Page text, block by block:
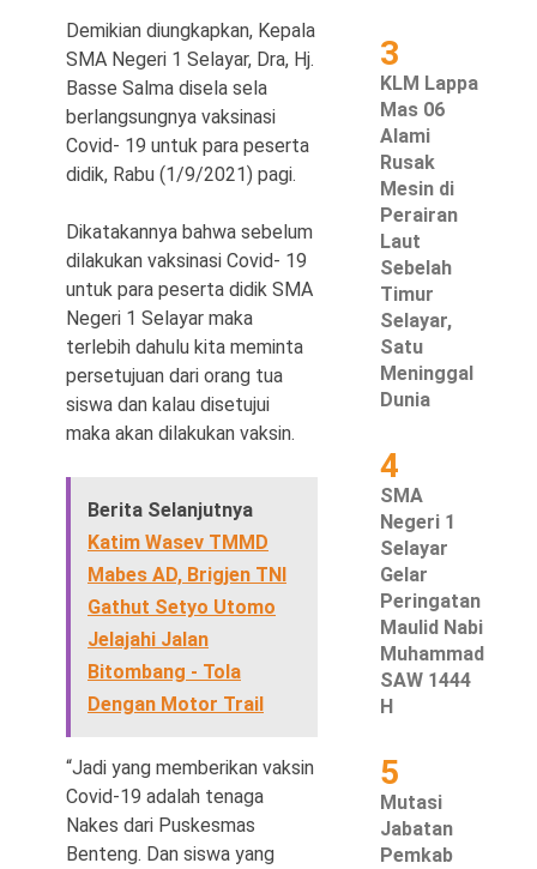
Copyright
Waspada
Theme
Demikian diungkapkan, Kepala
SMA Negeri 1 Selayar, Dra, Hj.
Basse Salma disela sela
berlangsungnya vaksinasi
Covid- 19 untuk para peserta
didik, Rabu (1/9/2021) pagi.
Dikatakannya bahwa sebelum
dilakukan vaksinasi Covid- 19
untuk para peserta didik SMA
Negeri 1 Selayar maka
terlebih dahulu kita meminta
persetujuan dari orang tua
siswa dan kalau disetujui
maka akan dilakukan vaksin.
Berita Selanjutnya
Katim Wasev TMMD
Mabes AD, Brigjen TNI
Gathut Setyo Utomo
Jelajahi Jalan
Bitombang - Tola
Dengan Motor Trail
“Jadi yang memberikan vaksin
Covid-19 adalah tenaga
Nakes dari Puskesmas
Benteng. Dan siswa yang
3
KLM Lappa
Mas 06
Alami
Rusak
Mesin di
Perairan
Laut
Sebelah
Timur
Selayar,
Satu
Meninggal
Dunia
4
SMA
Negeri 1
Selayar
Gelar
Peringatan
Maulid Nabi
Muhammad
SAW 1444
H
5
Mutasi
Jabatan
Pemkab